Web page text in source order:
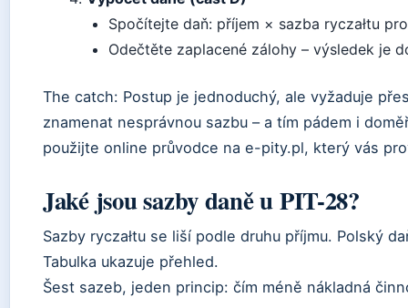
Spočítejte daň: příjem × sazba ryczałtu
Odečtěte zaplacené zálohy – výsledek je
The catch: Postup je jednoduchý, ale vyžaduje
znamenat nesprávnou sazbu – a tím pádem i
použijte online průvodce na e-pity.pl, který vás
Jaké jsou sazby daně u PIT-28?
Sazby ryczałtu se liší podle druhu příjmu. Polský
Tabulka ukazuje přehled.
Šest sazeb, jeden princip: čím méně nákladná